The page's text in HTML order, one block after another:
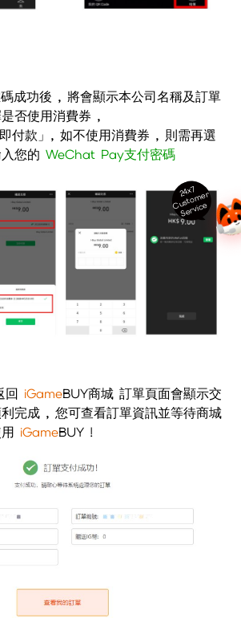
成功後 , 將會顯示本公司名稱及訂單
否使用消費券 ,
付款」, 如不使用消費券 , 則需再選
入您的WeChat Pay支付密碼
回 iGameBUY商城 訂單頁面會顯示交
完成 , 您可查看訂單資訊並等待商城
iGameBUY !
24x7
C
ust
o
m
er
S
ervi
c
e